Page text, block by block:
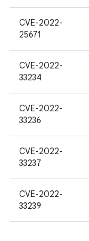
CVE-2022-
25671
CVE-2022-
33234
CVE-2022-
33236
CVE-2022-
33237
CVE-2022-
33239